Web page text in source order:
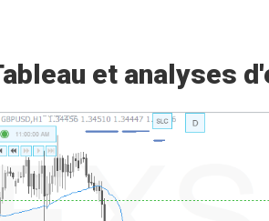
et analyses